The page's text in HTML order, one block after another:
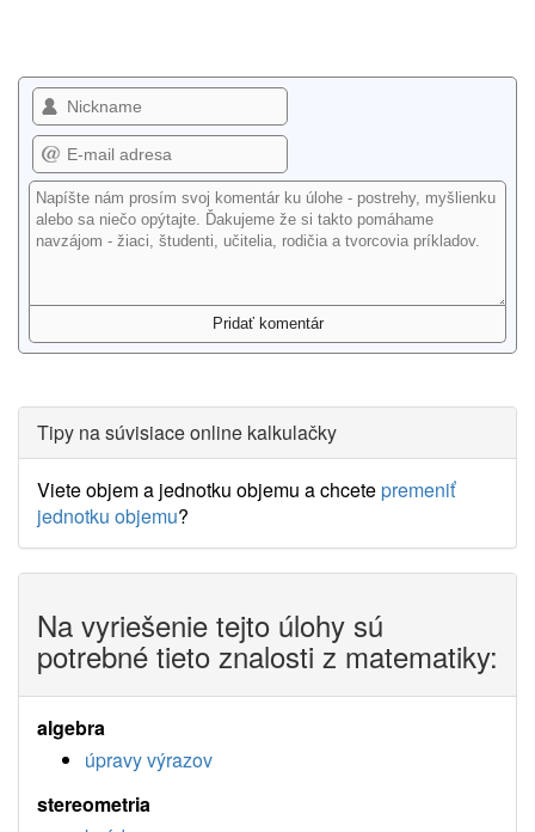
Tipy na súvisiace online kalkulačky
Viete objem a jednotku objemu a chcetepremeniť
jednotku objemu?
Na vyriešenie tejto úlohy sú
potrebné tieto znalosti z matematiky:
algebra
úpravy výrazov
stereometria